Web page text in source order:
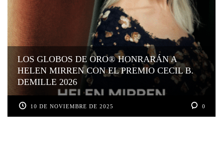
LOS GLOBOS DE ORO® HONRARÁN A
HELEN MIRREN CON EL PREMIO CECIL B.
DEMILLE 2026
10 DE NOVIEMBRE DE 2025 0